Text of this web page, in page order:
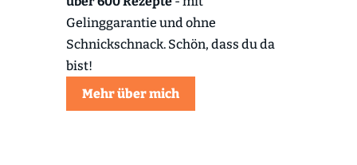
Gelinggarantie und ohne
Schnickschnack. Schön, dass du da
bist!
Mehr über mich